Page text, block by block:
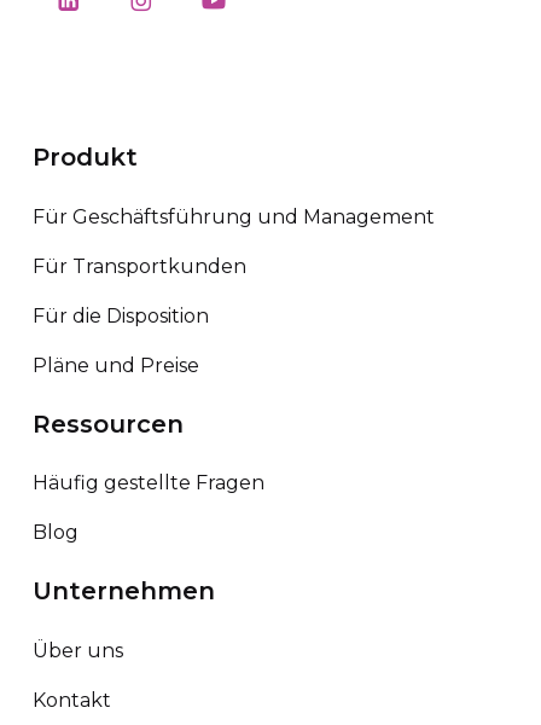
Produkt
Für Geschäftsführung und Management
Für Transportkunden
Für die Disposition
Pläne und Preise
Ressourcen
Häufig gestellte Fragen
Blog
Unternehmen
Über uns
Kontakt